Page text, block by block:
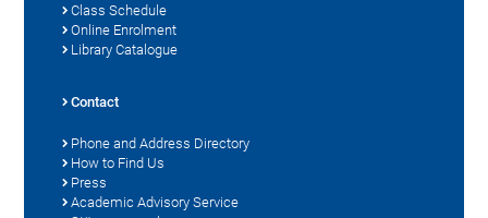
Class Schedule
Online Enrolment
Library Catalogue
Contact
Phone and Address Directory
How to Find Us
Press
Academic Advisory Service